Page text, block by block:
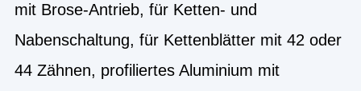
mit Brose-Antrieb, für Ketten- und
Nabenschaltung, für Kettenblätter mit 42 oder
44 Zähnen, profiliertes Aluminium mit